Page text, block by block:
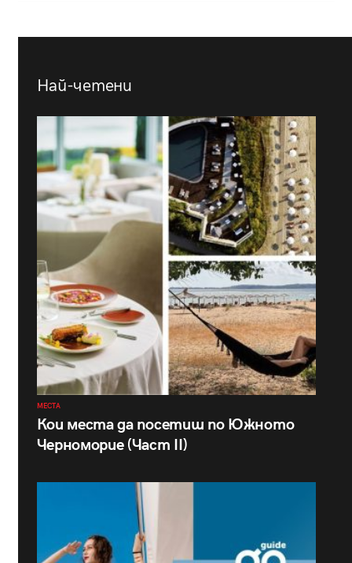
Най-четени
МЕСТА
Кои места да посетиш по Южното
Черноморие (Част II)